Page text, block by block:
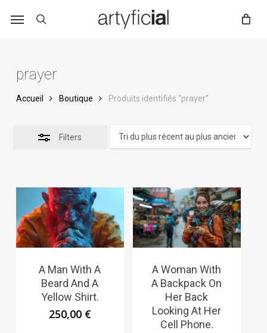
prayer
Accueil Boutique Produits identifiés “prayer”
Filters
A Man With A
Beard And A
Yellow Shirt.
250,00 €
A Woman With
A Backpack On
Her Back
Looking At Her
Cell Phone.